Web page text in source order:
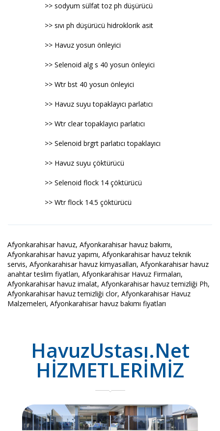
>> sodyum sülfat toz ph düşürücü
>> sıvı ph düşürücü hidroklorik asit
>> Havuz yosun önleyici
>> Selenoid alg s 40 yosun önleyici
>> Wtr bst 40 yosun önleyici
>> Havuz suyu topaklayıcı parlatıcı
>> Wtr clear topaklayıcı parlatıcı
>> Selenoid brgrt parlatıcı topaklayıcı
>> Havuz suyu çöktürücü
>> Selenoid flock 14 çöktürücü
>> Wtr flock 14.5 çöktürücü
Afyonkarahisar havuz, Afyonkarahisar havuz bakımı,
Afyonkarahisar havuz yapımı, Afyonkarahisar havuz teknik
servis, Afyonkarahisar havuz kimyasalları, Afyonkarahisar havuz
anahtar teslim fiyatları, Afyonkarahisar Havuz Firmaları,
Afyonkarahisar havuz imalat, Afyonkarahisar havuz temizliği Ph,
Afyonkarahisar havuz temizliği clor, Afyonkarahisar Havuz
Malzemeleri, Afyonkarahisar havuz bakımı fiyatları
HavuzUstası.Net
HİZMETLERİMİZ